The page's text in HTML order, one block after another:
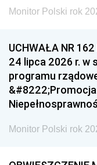
Monitor Polski rok
UCHWAŁA NR
24 lipca 2026 r. w
programu
Monitor Polski rok